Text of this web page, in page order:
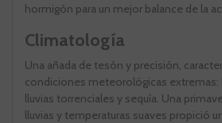
hormigón para un mejor balance de la
Climatología
Una añada de tesón y precisión,
condiciones meteorológicas extremas:
lluvias torrenciales y sequía. Una
lluvias y temperaturas suaves propició